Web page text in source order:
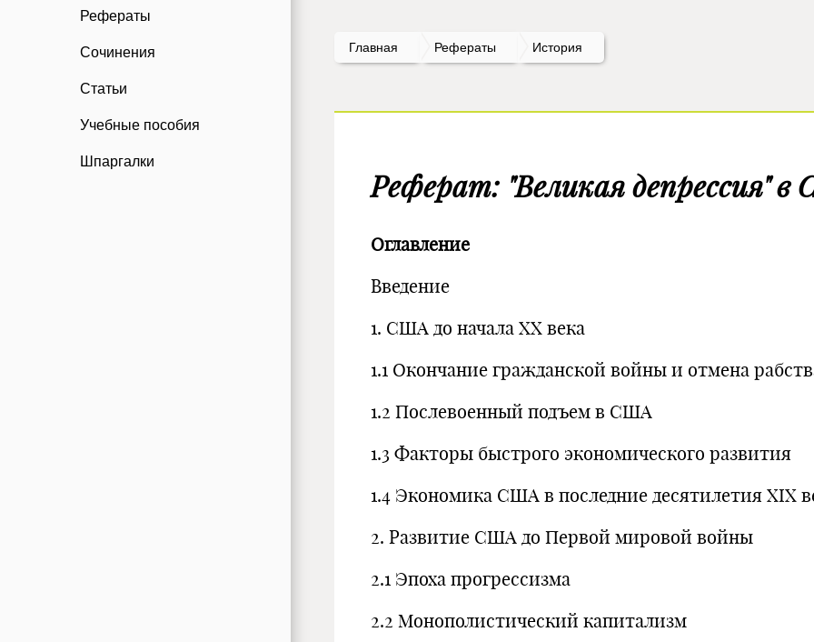
Рефераты
Сочинения
Статьи
Учебные пособия
Шпаргалки
Главная Рефераты История
Реферат: "Великая депрессия"
Оглавление
Введение
1. США до начала ХХ века
1.1 Окончание гражданской войны и отмена
1.2 Послевоенный подъем в США
1.3 Факторы быстрого экономического развития
1.4 Экономика США в последние десятилетия XIX
2. Развитие США до Первой мировой войны
2.1 Эпоха прогрессизма
2.2 Монополистический капитализм